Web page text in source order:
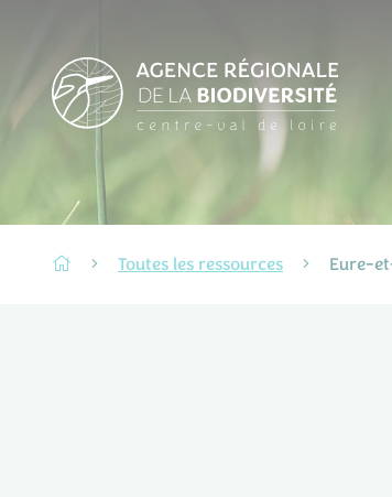
Toutes les ressources Eure-